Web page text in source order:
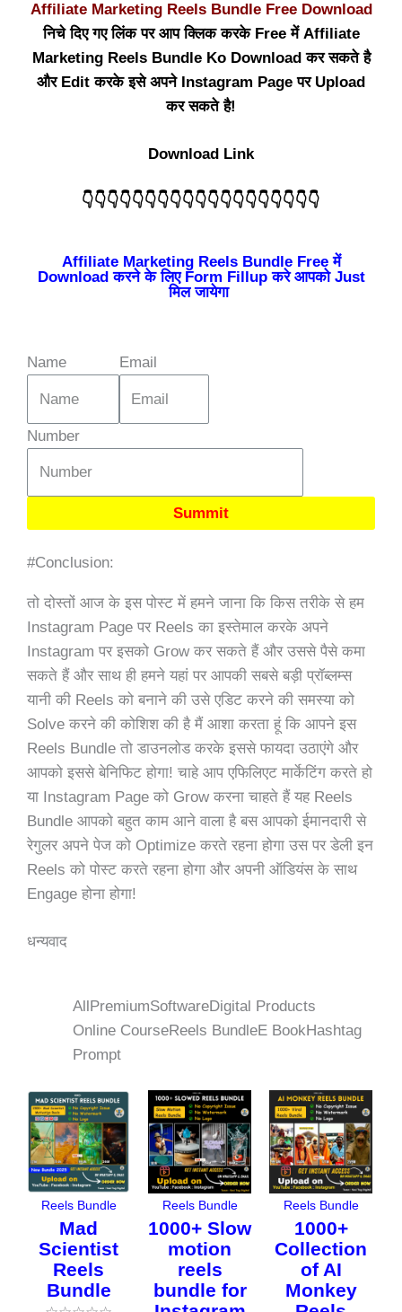
Affiliate Marketing Reels Bundle Free Download
निचे दिए गए लिंक पर आप क्लिक करके Free में Affiliate
Marketing Reels Bundle Ko Download कर सकते है
और Edit करके इसे अपने Instagram Page पर Upload
कर सकते है!
Download Link
👇👇👇👇👇👇👇👇👇👇👇👇👇👇👇👇👇👇👇
Affiliate Marketing Reels Bundle Free में
Download करने के लिए Form Fillup करे आपको Just
मिल जायेगा
Name Email
Number
Summit
#Conclusion:
तो दोस्तों आज के इस पोस्ट में हमने जाना कि किस तरीके से हम
Instagram Page पर Reels का इस्तेमाल करके अपने
Instagram पर इसको Grow कर सकते हैं और उससे पैसे कमा
सकते हैं और साथ ही हमने यहां पर आपकी सबसे बड़ी प्रॉब्लम्स
यानी की Reels को बनाने की उसे एडिट करने की समस्या को
Solve करने की कोशिश की है मैं आशा करता हूं कि आपने इस
Reels Bundle तो डाउनलोड करके इससे फायदा उठाएंगे और
आपको इससे बेनिफिट होगा! चाहे आप एफिलिएट मार्केटिंग करते हो
या Instagram Page को Grow करना चाहते हैं यह Reels
Bundle आपको बहुत काम आने वाला है बस आपको ईमानदारी से
रेगुलर अपने पेज को Optimize करते रहना होगा उस पर डेली इन
Reels को पोस्ट करते रहना होगा और अपनी ऑडियंस के साथ
Engage होना होगा!
धन्यवाद
AllPremiumSoftwareDigital Products
Online CourseReels BundleE BookHashtag
Prompt
Reels Bundle
Mad
Scientist
Reels
Bundle
Original
price
was:
₹498.00.
Current
price
₹149.00.
Reels Bundle
1000+ Slow
motion
reels
bundle for
Original
price
was:
₹459.00.
Current
price
is:
₹149.00.
Reels Bundle
1000+
Collection
of AI
Monkey
Original
price
was:
₹489.00.
price
is: